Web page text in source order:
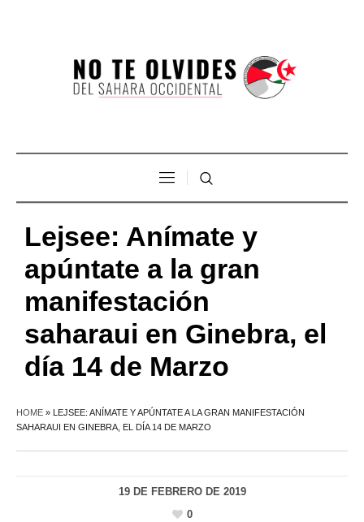
Lejsee: Anímate y
apúntate a la gran
manifestación
saharaui en Ginebra, el
día 14 de Marzo
HOME » LEJSEE: ANÍMATE Y APÚNTATE A LA GRAN MANIFESTACIÓN
SAHARAUI EN GINEBRA, EL DÍA 14 DE MARZO
19 DE FEBRERO DE 2019
0